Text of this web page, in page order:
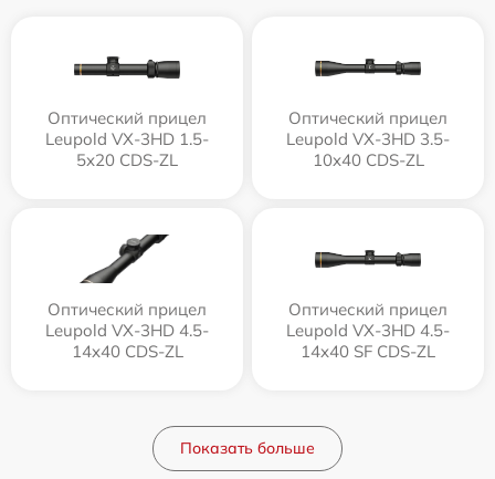
Оптический прицел
Leupold VX-3HD 1.5-
5x20 CDS-ZL
Оптический прицел
Leupold VX-3HD 3.5-
10x40 CDS-ZL
Оптический прицел
Leupold VX-3HD 4.5-
14x40 CDS-ZL
Оптический прицел
Leupold VX-3HD 4.5-
14x40 SF CDS-ZL
Показать больше